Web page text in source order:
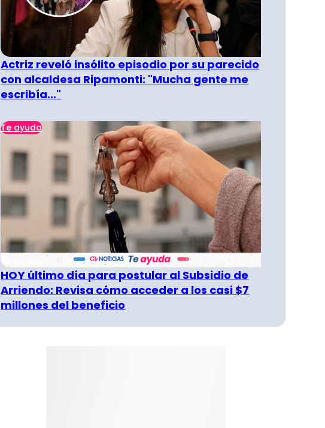
Actriz reveló insólito episodio por su parecido
con alcaldesa Ripamonti: "Mucha gente me
escribía..."
Te ayuda
HOY último día para postular al Subsidio de
Arriendo: Revisa cómo acceder a los casi $7
millones del beneficio